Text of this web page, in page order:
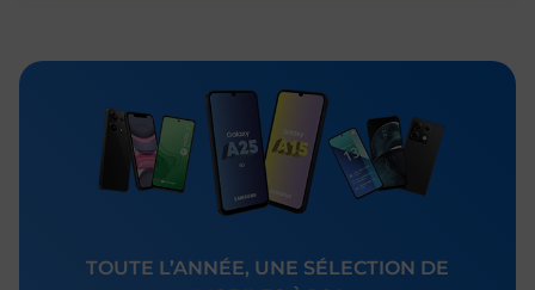
TOUTE L’ANNÉE, UNE SÉLECTION DE